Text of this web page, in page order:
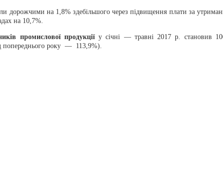
дорожчими на 1,8% здебільшого через підвищення плати за
на 10,7%.
промислової продукціїу січні — травні 2017 р. становив
попереднього року — 113,9%).